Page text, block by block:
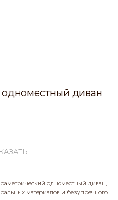
диван
одноместный диван,
материалов и безупречного